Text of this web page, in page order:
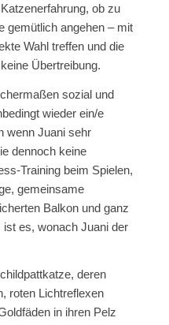
ob zu
gemütlich angehen – mit
Wahl treffen und die
Übertreibung.
sozial und
wieder ein/e
wenn Juani sehr
dennoch keine
Training beim Spielen,
gemeinsame
Balkon und ganz
es, wonach Juani der
deren
roten Lichtreflexen
in ihren Pelz